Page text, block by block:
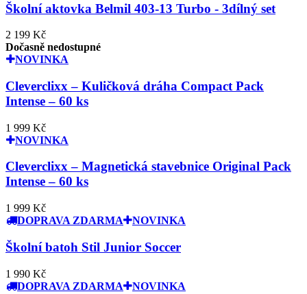
Školní aktovka Belmil 403-13 Turbo - 3dílný set
2 199 Kč
Dočasně nedostupné
NOVINKA
Cleverclixx – Kuličková dráha Compact Pack
Intense – 60 ks
1 999 Kč
NOVINKA
Cleverclixx – Magnetická stavebnice Original Pack
Intense – 60 ks
1 999 Kč
DOPRAVA ZDARMA
NOVINKA
Školní batoh Stil Junior Soccer
1 990 Kč
DOPRAVA ZDARMA
NOVINKA